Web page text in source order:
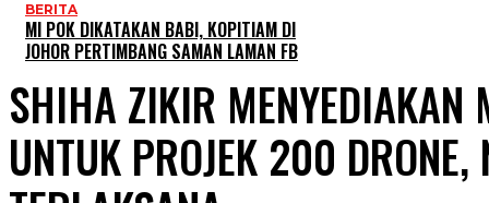
BERITA
MI POK DIKATAKAN BABI, KOPITIAM DI
JOHOR PERTIMBANG SAMAN LAMAN FB
SHIHA ZIKIR
UNTUK PROJEK 200